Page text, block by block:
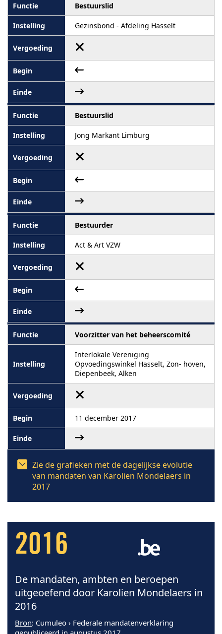
Bestuurslid
Gezinsbond - Afdeling Hasselt
Bestuurslid
Jong Markant Limburg
Bestuurder
Act & Art VZW
Voorzitter van het beheerscomité
Interlokale Vereniging
Opvoedingswinkel Hasselt, Zon- hoven,
Diepenbeek, Alken
11 december 2017
Zie de grafieken met de dagelijkse evolutie
van mandaten van Karolien Mondelaers in
2017
2016
De mandaten, ambten en beroepen
uitgeoefend door Karolien Mondelaers in
2016
Bron: Cumuleo › Federale mandatenverklaring